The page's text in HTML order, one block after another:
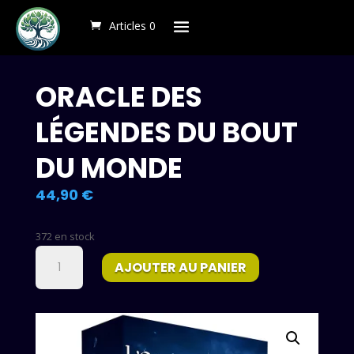
Articles 0
ORACLE DES
LÉGENDES DU BOUT
DU MONDE
44,90 €Le
actuel
est :
44,90 €.
372 en stock
quantité
Oracle
Légendes
AJOUTER AU PANIER